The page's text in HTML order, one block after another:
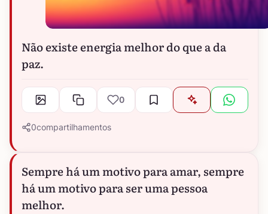
Não existe energia melhor do que a da
paz.
0
0compartilhamentos
Sempre há um motivo para amar, sempre
há um motivo para ser uma pessoa
melhor.